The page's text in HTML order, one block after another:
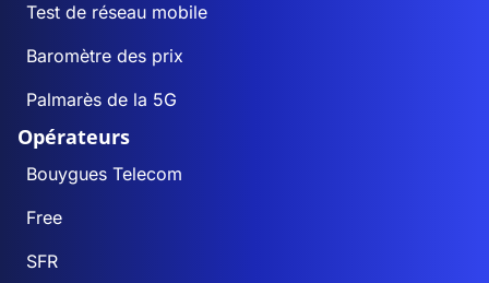
Test de réseau mobile
Baromètre des prix
Palmarès de la 5G
Opérateurs
Bouygues Telecom
Free
SFR